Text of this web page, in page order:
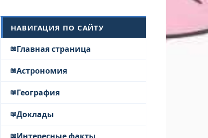
НАВИГАЦИЯ ПО САЙТУ
Главная страница
Астрономия
География
Доклады